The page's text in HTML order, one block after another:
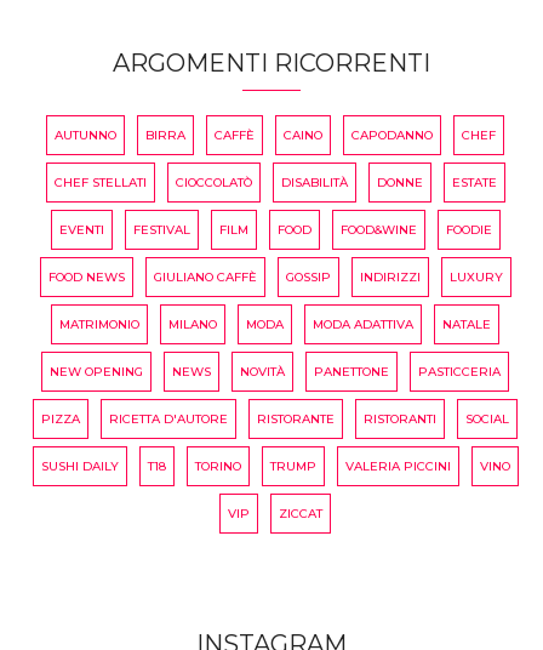
ARGOMENTI RICORRENTI
AUTUNNO BIRRA CAFFÈ CAINO CAPODANNO CHEF
CHEF STELLATI CIOCCOLATÒ DISABILITÀ DONNE ESTATE
EVENTI FESTIVAL FILM FOOD FOOD&WINE FOODIE
FOOD NEWS GIULIANO CAFFÈ GOSSIP INDIRIZZI LUXURY
MATRIMONIO MILANO MODA MODA ADATTIVA NATALE
NEW OPENING NEWS NOVITÀ PANETTONE PASTICCERIA
PIZZA RICETTA D'AUTORE RISTORANTE RISTORANTI SOCIAL
SUSHI DAILY T18 TORINO TRUMP VALERIA PICCINI VINO
VIP ZICCAT
INSTAGRAM